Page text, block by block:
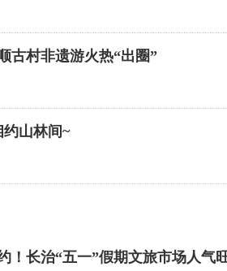
古村非遗游火热“出圈”
约山林间~
！长治“五一”假期文旅市场人气